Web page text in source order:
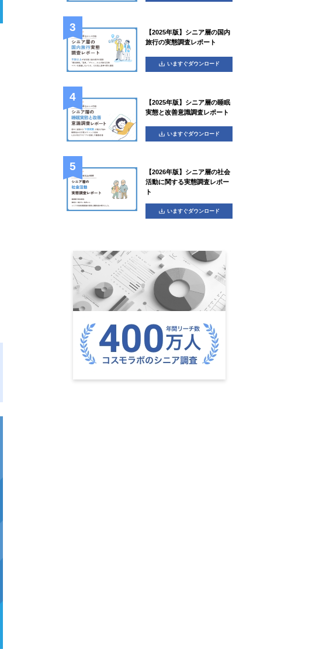
【2025年版】シニア層の国内
旅行の実態調査レポート
いますぐダウンロード
【2025年版】シニア層の睡眠
実態と改善意識調査レポート
いますぐダウンロード
【2026年版】シニア層の社会
活動に関する実態調査レポー
ト
いますぐダウンロード